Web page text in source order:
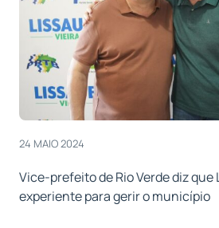
24 MAIO 2024
Vice-prefeito de Rio Verde diz que
experiente para gerir o município